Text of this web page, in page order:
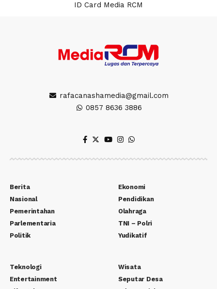
ID Card Media RCM
rafacanashamedia@gmail.com
0857 8636 3886
Berita
Nasional
Pemerintahan
Parlementaria
Politik
Ekonomi
Pendidikan
Olahraga
TNI – Polri
Yudikatif
Teknologi
Entertainment
Wisata
Seputar Desa